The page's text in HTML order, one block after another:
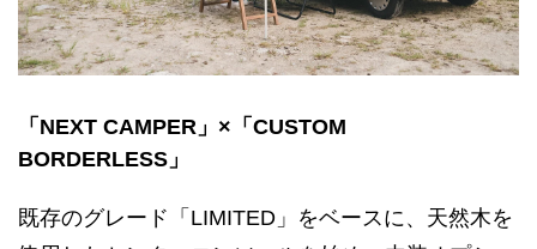
「NEXT CAMPER」×「CUSTOM
BORDERLESS」
既存のグレード「LIMITED」をベースに、天然木を